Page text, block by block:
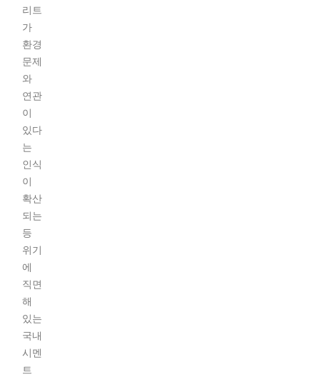
리트
가
환경
문제
와
연관
이
있다
는
인식
이
확산
되는
등
위기
에
직면
해
있는
국내
시멘
트